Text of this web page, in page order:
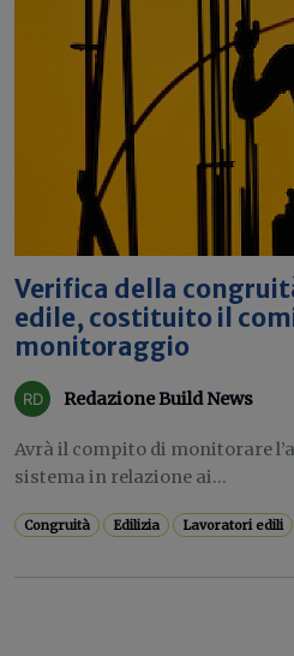
Verifica della
edile, costituito il
monitoraggio
Redazione Build News
Avrà il compito di monitorare
sistema in relazione ai...
Congruità Edilizia Lavoratori edili